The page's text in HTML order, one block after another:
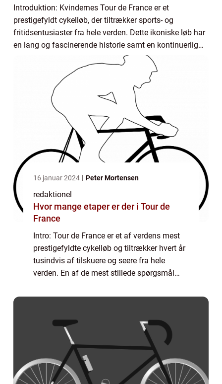
Introduktion: Kvindernes Tour de France er et
prestigefyldt cykelløb, der tiltrækker sports- og
fritidsentusiaster fra hele verden. Dette ikoniske løb har
en lang og fascinerende historie samt en kontinuerlig
udvikling, der har bidraget til begejstri...
16 januar 2024 Peter Mortensen
redaktionel
Hvor mange etaper er der i Tour de
France
Intro: Tour de France er et af verdens mest
prestigefyldte cykelløb og tiltrækker hvert år
tusindvis af tilskuere og seere fra hele
verden. En af de mest stillede spørgsmål
mange etaper der er i løbet. I denn...